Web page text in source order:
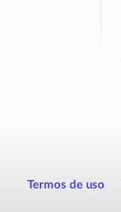
Termos de uso